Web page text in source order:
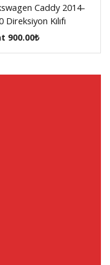
Caddy 2014-
Direksiyon Kılıfı
900.00₺